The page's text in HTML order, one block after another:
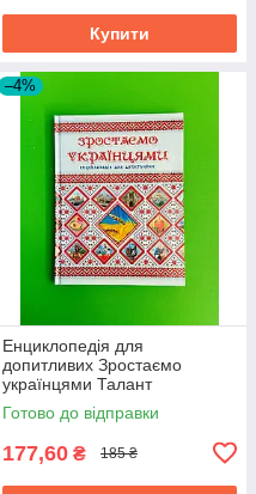
Купити
–4%
Енциклопедія для
допитливих Зростаємо
українцями Талант
Готово до відправки
177,60 ₴ 185 ₴